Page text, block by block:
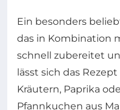
Ein besonders
das in Kombination
schnell zubereitet
lässt sich das
Kräutern, Paprika
Pfannkuchen aus